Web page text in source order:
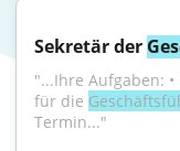
Sekretär der
"...Ihre Aufgaben:
für die
Termin..."